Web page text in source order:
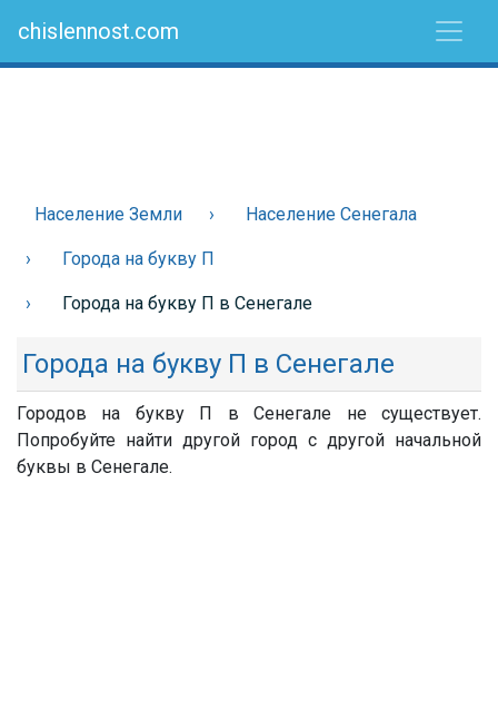
chislennost.com
Население Земли Население Сенегала
Города на букву П
Города на букву П в Сенегале
Города на букву П в Сенегале
Городов на букву П в Сенегале не существует.
Попробуйте найти другой город с другой начальной
буквы в Сенегале.